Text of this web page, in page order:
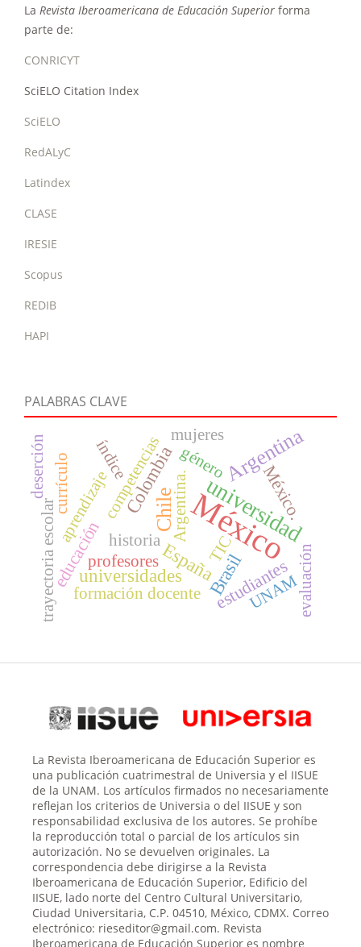
La Revista Iberoamericana de Educación Superior forma
parte de:
CONRICYT
SciELO Citation Index
SciELO
RedALyC
Latindex
CLASE
IRESIE
Scopus
REDIB
HAPI
PALABRAS CLAVE
México
universidad
Argentina
Chile
Colombia
España
universidades Brasil
educación estudiantes
México.
género
evaluación
competenciasArgentina.
formación docente
trayectoria escolaraprendizajehistoria
índice
TIC
currículo
mujeres
deserción
profesores
UNAM
La Revista Iberoamericana de Educación Superior es
una publicación cuatrimestral de Universia y el IISUE
de la UNAM. Los artículos firmados no necesariamente
reflejan los criterios de Universia o del IISUE y son
responsabilidad exclusiva de los autores. Se prohíbe
la reproducción total o parcial de los artículos sin
autorización. No se devuelven originales. La
correspondencia debe dirigirse a la Revista
Iberoamericana de Educación Superior, Edificio del
IISUE, lado norte del Centro Cultural Universitario,
Ciudad Universitaria, C.P. 04510, México, CDMX. Correo
electrónico: rieseditor@gmail.com. Revista
Iberoamericana de Educación Superior es nombre